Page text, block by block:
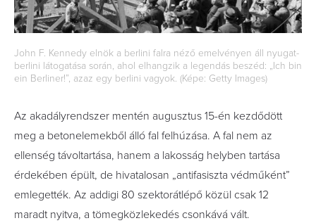
John F. Kennedy elnök a berlini falra néző emelvényen áll nyugat-
berlini látogatása során, ahol elhangzik a legendás beszéd: „Ich bin
ein Berliner!”, azaz egy berlini vagyok. (Képe: Getty Images)
Az akadályrendszer mentén augusztus 15-én kezdődött
meg a betonelemekből álló fal felhúzása. A fal nem az
ellenség távoltartása, hanem a lakosság helyben tartása
érdekében épült, de hivatalosan „antifasiszta védműként”
emlegették. Az addigi 80 szektorátlépő közül csak 12
maradt nyitva, a tömegközlekedés csonkává vált.